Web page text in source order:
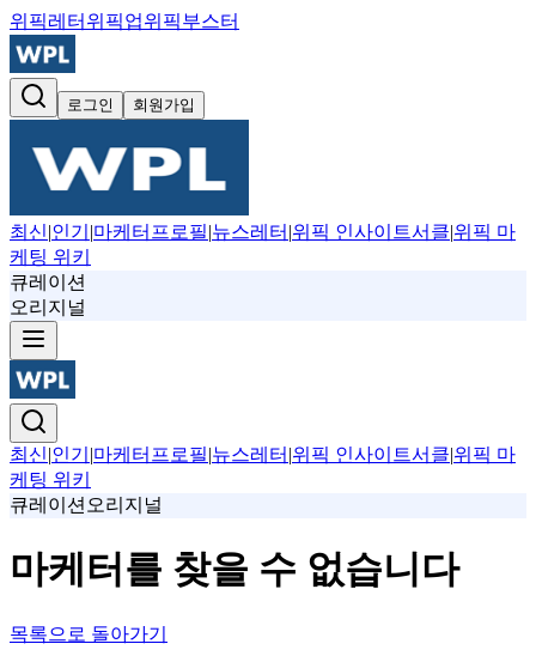
위픽레터 위픽업위픽부스터
로그인 회원가입
최신|인기 |마케터프로필|뉴스레터 |위픽 인사이트서클|위픽 마
케팅 위키
큐레이션
오리지널
최신|인기 |마케터프로필|뉴스레터 |위픽 인사이트서클|위픽 마
케팅 위키
큐레이션 오리지널
마케터를 찾을 수 없습니다
목록으로 돌아가기